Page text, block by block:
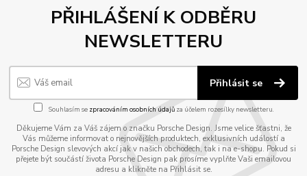
PŘIHLÁŠENÍ K ODBĚRU
NEWSLETTERU
Přihlásit se
Souhlasím se zpracováním osobních údajůza účelem rozesílky newsletteru.
Děkujeme Vám za Váš zájem o značku Porsche Design. Jsme velice šťastni, že
Vás můžeme informovat o nejnovějších produktech, exklusivních událostí a
Porsche Design slevových akcí jak v našich obchodech, tak i na e-shopu. Pokud si
přejete být součástí života Porsche Design pak prosíme vyplňte Vaši emailovou
adresu a klikněte na Přihlásit se.